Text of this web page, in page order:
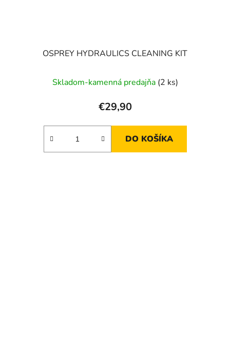
OSPREY HYDRAULICS CLEANING KIT
Skladom-kamenná predajňa (2 ks)
€29,90
DO KOŠÍKA